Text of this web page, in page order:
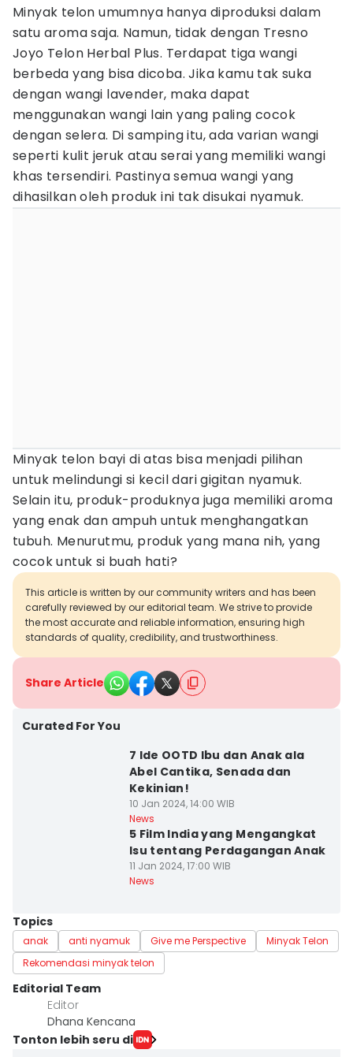
Minyak telon umumnya hanya diproduksi dalam
satu aroma saja. Namun, tidak dengan Tresno
Joyo Telon Herbal Plus. Terdapat tiga wangi
berbeda yang bisa dicoba. Jika kamu tak suka
dengan wangi lavender, maka dapat
menggunakan wangi lain yang paling cocok
dengan selera. Di samping itu, ada varian wangi
seperti kulit jeruk atau serai yang memiliki wangi
khas tersendiri. Pastinya semua wangi yang
dihasilkan oleh produk ini tak disukai nyamuk.
Minyak telon bayi di atas bisa menjadi pilihan
untuk melindungi si kecil dari gigitan nyamuk.
Selain itu, produk-produknya juga memiliki aroma
yang enak dan ampuh untuk menghangatkan
tubuh. Menurutmu, produk yang mana nih, yang
cocok untuk si buah hati?
This article is written by our community writers and has been
carefully reviewed by our editorial team. We strive to provide
the most accurate and reliable information, ensuring high
standards of quality, credibility, and trustworthiness.
Share Article
Curated For You
7 Ide OOTD Ibu dan Anak ala
Abel Cantika, Senada dan
Kekinian!
10 Jan 2024, 14:00 WIB
News
5 Film India yang Mengangkat
Isu tentang Perdagangan Anak
11 Jan 2024, 17:00 WIB
News
Topics
anak anti nyamuk Give me Perspective
Minyak Telon
Rekomendasi minyak telon
Editorial Team
Editor
Dhana Kencana
Tonton lebih seru di